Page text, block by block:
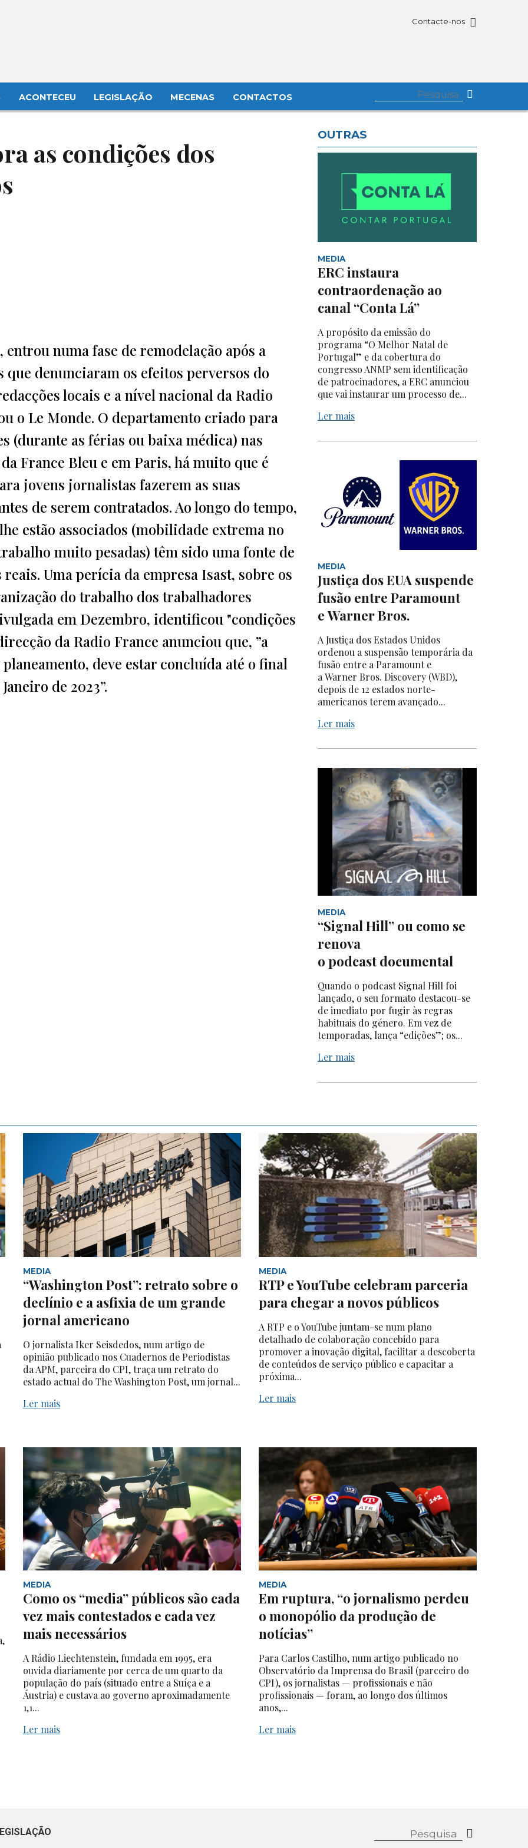
Contacte-nos
ACONTECEU LEGISLAÇÃO MECENAS CONTACTOS
as condições dos
numa fase de remodelação após a
denunciaram os efeitos perversos do
locais e a nível nacional da Radio
o Le Monde. O departamento criado para
(durante as férias ou baixa médica) nas
France Bleu e em Paris, há muito que é
jovens jornalistas fazerem as suas
de serem contratados. Ao longo do tempo,
estão associados (mobilidade extrema no
muito pesadas) têm sido uma fonte de
Uma perícia da empresa Isast, sobre os
do trabalho dos trabalhadores
em Dezembro, identificou "condições
da Radio France anunciou que, ”a
deve estar concluída até o final
de 2023”.
OUTRAS
MEDIA
ERC instaura
contraordenação ao
canal “Conta Lá”
A propósito da emissão do
programa “O Melhor Natal de
Portugal” e da cobertura do
congresso ANMP sem identificação
de patrocinadores, a ERC anunciou
que vai instaurar um processo de...
Ler mais
MEDIA
Justiça dos EUA suspende
fusão entre Paramount
e Warner Bros.
A Justiça dos Estados Unidos
ordenou a suspensão temporária da
fusão entre a Paramount e
a Warner Bros. Discovery (WBD),
depois de 12 estados norte-
americanos terem avançado...
Ler mais
MEDIA
“Signal Hill” ou como se
renova
o podcast documental
Quando o podcast Signal Hill foi
lançado, o seu formato destacou-se
de imediato por fugir às regras
habituais do género. Em vez de
temporadas, lança “edições”; os...
Ler mais
MEDIA
“Washington Post”: retrato sobre o
declínio e a asfixia de um grande
jornal americano
O jornalista Iker Seisdedos, num artigo de
opinião publicado nos Cuadernos de Periodistas
da APM, parceira do CPI, traça um retrato do
estado actual do The Washington Post, um jornal...
Ler mais
MEDIA
RTP e YouTube celebram parceria
para chegar a novos públicos
A RTP e o YouTube juntam-se num plano
detalhado de colaboração concebido para
promover a inovação digital, facilitar a descoberta
de conteúdos de serviço público e capacitar a
próxima...
Ler mais
MEDIA
Como os “media” públicos são cada
vez mais contestados e cada vez
mais necessários
A Rádio Liechtenstein, fundada em 1995, era
ouvida diariamente por cerca de um quarto da
população do país (situado entre a Suíça e a
Áustria) e custava ao governo aproximadamente
1,1...
Ler mais
MEDIA
Em ruptura, “o jornalismo perdeu
o monopólio da produção de
notícias”
Para Carlos Castilho, num artigo publicado no
Observatório da Imprensa do Brasil (parceiro do
CPI), os jornalistas — profissionais e não
profissionais — foram, ao longo dos últimos
anos,...
Ler mais